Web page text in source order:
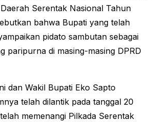
Serentak Nasional Tahun
bahwa Bupati yang telah
pidato sambutan sebagai
paripurna di masing-masing DPRD
dan Wakil Bupati Eko Sapto
telah dilantik pada tanggal 20
memenangi Pilkada Serentak